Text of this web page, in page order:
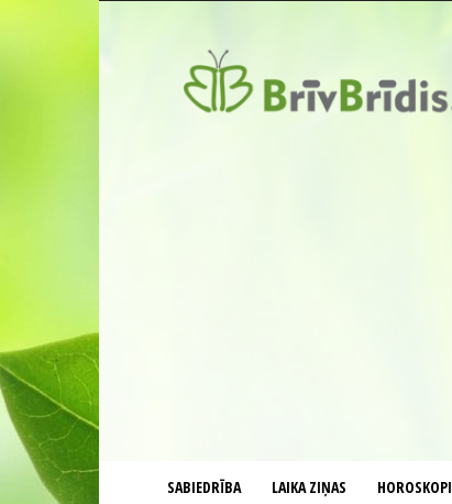
SABIEDRĪBA LAIKA ZIŅAS HOROSKOPI